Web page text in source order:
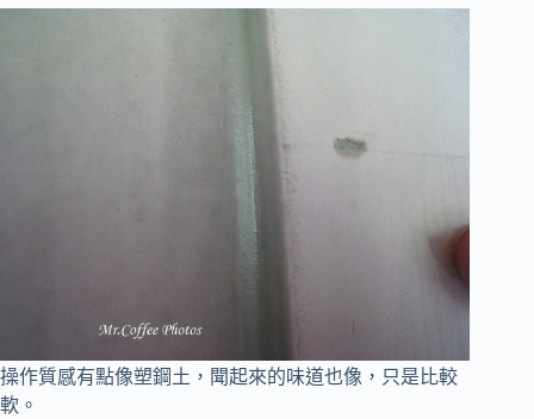
操作質感有點像塑鋼土，聞起來的味道也像，只是比較
軟。